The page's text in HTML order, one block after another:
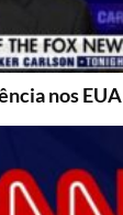
nos EUA